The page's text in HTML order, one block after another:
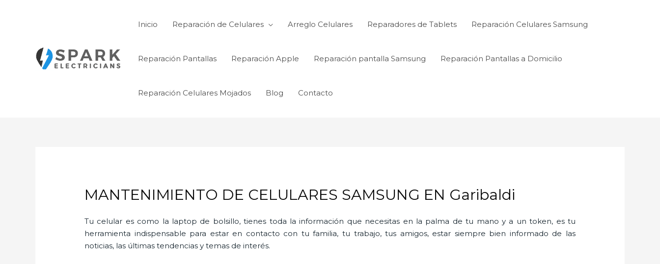
Inicio Reparación de Celulares Arreglo Celulares Reparadores de Tablets Reparación Celulares Samsung
Reparación Pantallas Reparación Apple Reparación pantalla Samsung Reparación Pantallas a Domicilio
Reparación Celulares Mojados Blog Contacto
MANTENIMIENTO DE CELULARES SAMSUNG EN Garibaldi
Tu celular es como la laptop de bolsillo, tienes toda la información que necesitas en la palma de tu mano y a un token, es tu
herramienta indispensable para estar en contacto con tu familia, tu trabajo, tus amigos, estar siempre bien informado de las
noticias, las últimas tendencias y temas de interés.